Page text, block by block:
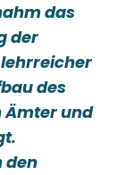
das
der
des
Ämter und
den